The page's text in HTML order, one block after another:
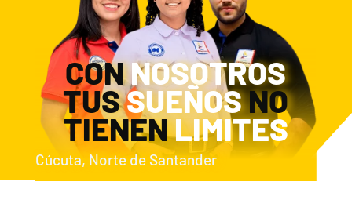
CONNOSOTROS
TUSSUEÑOSNO
TIENENLIMITES
Cúcuta, Norte de Santander